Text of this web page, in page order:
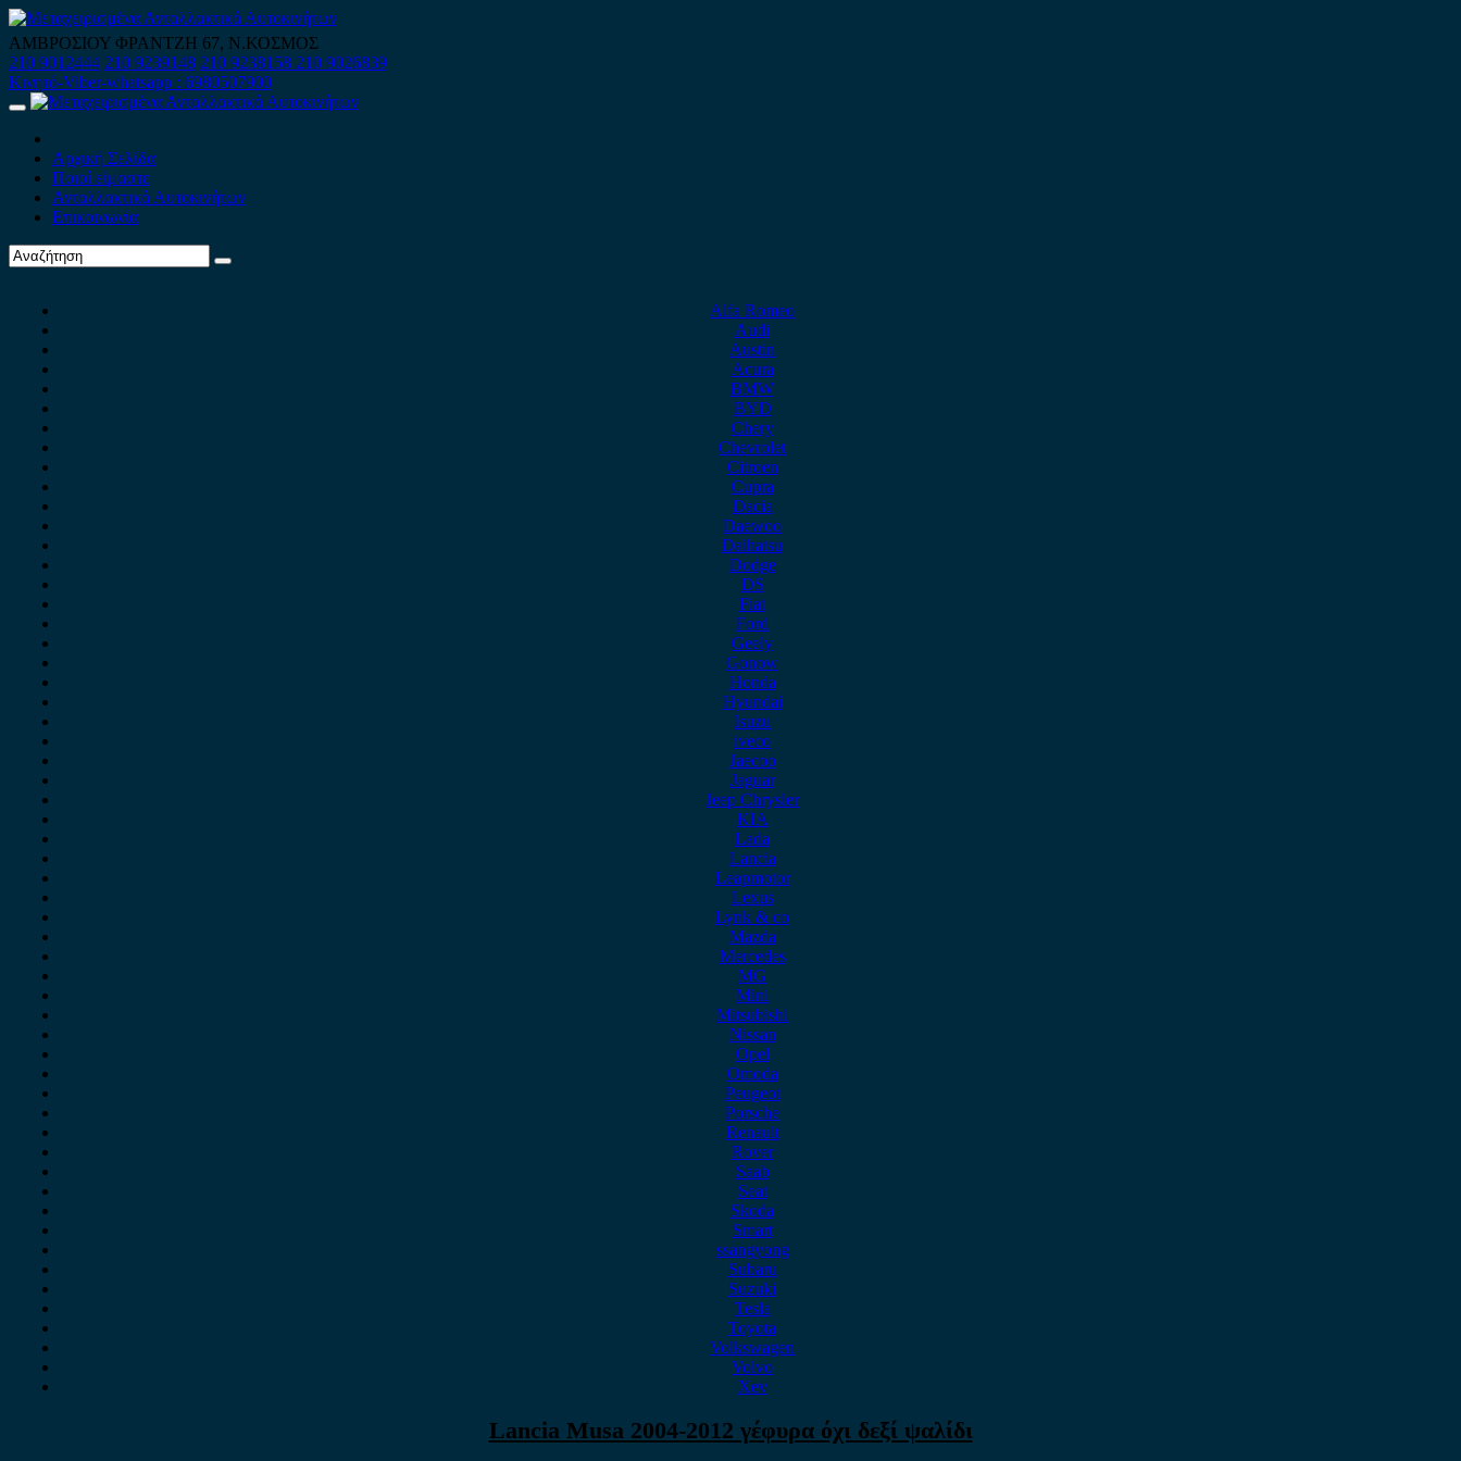
Skip
to
content
ΑΜΒΡΟΣΙΟΥ ΦΡΑΝΤΖΗ 67, Ν.ΚΟΣΜΟΣ
210 9012444 210 9239148 210 9238158 210 9026839
Κινητό-Viber-whatsapp : 6980507900
Primary
Αρχική Σελίδα
Ποιοί είμαστε
Ανταλλακτικά Αυτοκινήτων
Επικοινωνία
Alfa Romeo
Audi
Austin
Acura
BMW
BYD
Chery
Chevrolet
Citroen
Cupra
Dacia
Daewoo
Daihatsu
Dodge
DS
Fiat
Ford
Geely
Gonow
Honda
Hyundai
Isuzu
iveco
Jaecoo
Jaguar
Jeep Chrysler
KIA
Lada
Lancia
Leapmotor
Lexus
Lynk & co
Mazda
Mercedes
MG
Mini
Mitsubishi
Nissan
Opel
Omoda
Peugeot
Porsche
Renault
Rover
Saab
Seat
Skoda
Smart
ssangyong
Subaru
Suzuki
Tesla
Toyota
Volkswagen
Volvo
Xev
Lancia Musa 2004-2012 γέφυρα όχι δεξί ψαλίδι